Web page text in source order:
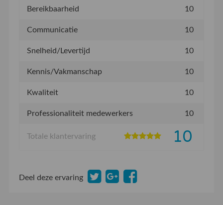
Bereikbaarheid 10
Communicatie 10
Snelheid/Levertijd 10
Kennis/Vakmanschap 10
Kwaliteit 10
Professionaliteit medewerkers 10
Totale klantervaring 10
Deel deze ervaring